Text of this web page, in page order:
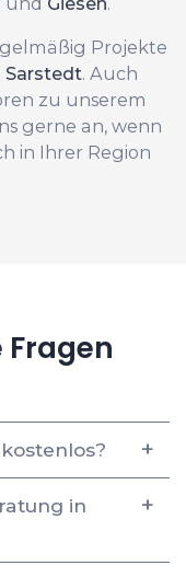
Projekte
Sarstedt. Auch
zu unserem
gerne an, wenn
in Ihrer Region
in